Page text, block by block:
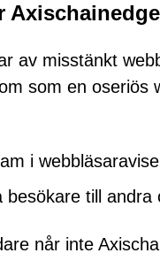
av misstänkt
som en oseriös
i
besökare till
når inte